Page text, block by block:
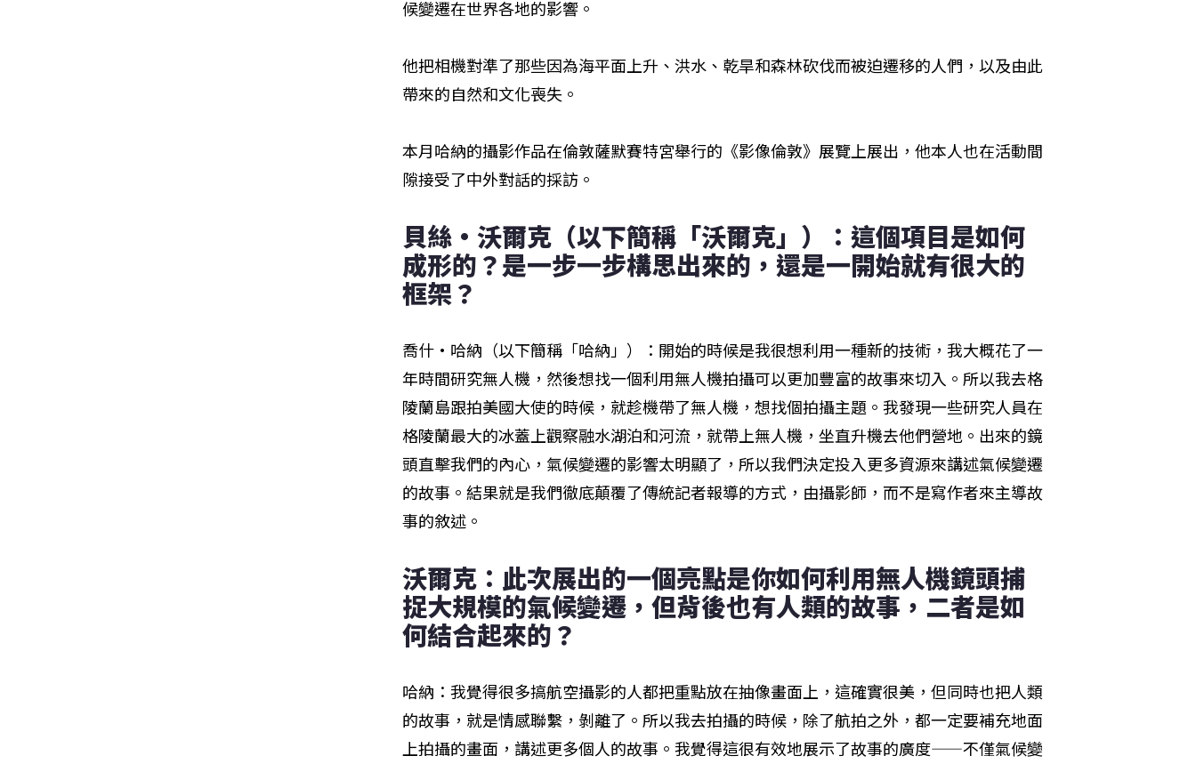
候變遷在世界各地的影響。
他把相機對準了那些因為海平面上升、洪水、乾旱和森林砍伐而被迫遷移的人們，以及由此
帶來的自然和文化喪失。
本月哈納的攝影作品在倫敦薩默賽特宮舉行的《影像倫敦》展覽上展出，他本人也在活動間
隙接受了中外對話的採訪。
貝絲·沃爾克（以下簡稱「沃爾克」）：這個項目是如何
成形的？是一步一步構思出來的，還是一開始就有很大的
框架？
喬什·哈納（以下簡稱「哈納」）：開始的時候是我很想利用一種新的技術，我大概花了一
年時間研究無人機，然後想找一個利用無人機拍攝可以更加豐富的故事來切入。所以我去格
陵蘭島跟拍美國大使的時候，就趁機帶了無人機，想找個拍攝主題。我發現一些研究人員在
格陵蘭最大的冰蓋上觀察融水湖泊和河流，就帶上無人機，坐直升機去他們營地。出來的鏡
頭直擊我們的內心，氣候變遷的影響太明顯了，所以我們決定投入更多資源來講述氣候變遷
的故事。結果就是我們徹底顛覆了傳統記者報導的方式，由攝影師，而不是寫作者來主導故
事的敘述。
沃爾克：此次展出的一個亮點是你如何利用無人機鏡頭捕
捉大規模的氣候變遷，但背後也有人類的故事，二者是如
何結合起來的？
哈納：我覺得很多搞航空攝影的人都把重點放在抽像畫面上，這確實很美，但同時也把人類
的故事，就是情感聯繫，剝離了。所以我去拍攝的時候，除了航拍之外，都一定要補充地面
上拍攝的畫面，講述更多個人的故事。我覺得這很有效地展示了故事的廣度——不僅氣候變